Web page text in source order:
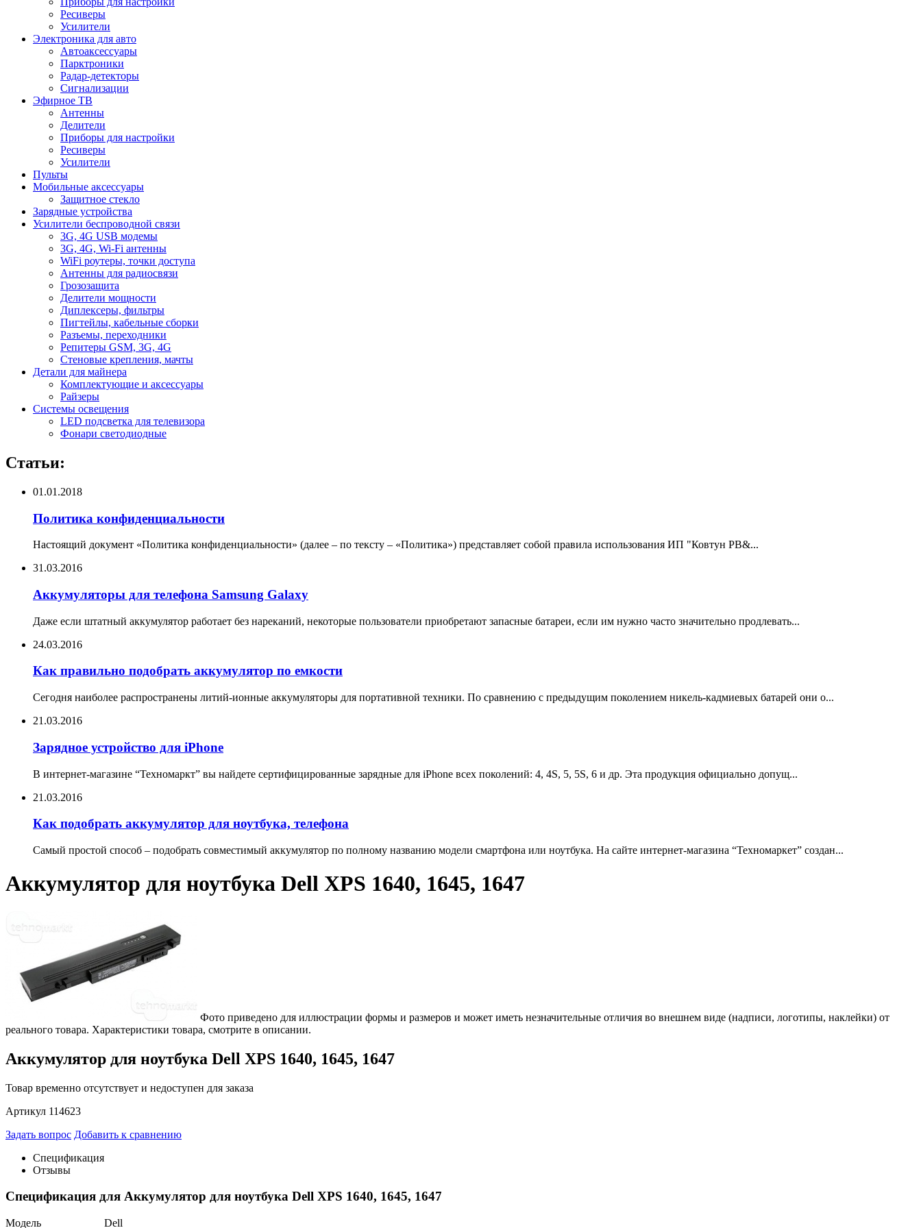
Ресиверы
Усилители
Электроника для авто
Автоаксессуары
Парктроники
Радар-детекторы
Сигнализации
Эфирное ТВ
Антенны
Делители
Приборы для настройки
Ресиверы
Усилители
Пульты
Мобильные аксессуары
Защитное стекло
Зарядные устройства
Усилители беспроводной связи
3G, 4G USB модемы
3G, 4G, Wi-Fi антенны
WiFi роутеры, точки доступа
Антенны для радиосвязи
Грозозащита
Делители мощности
Диплексеры, фильтры
Пигтейлы, кабельные сборки
Разъемы, переходники
Репитеры GSM, 3G, 4G
Стеновые крепления, мачты
Детали для майнера
Комплектующие и аксессуары
Райзеры
Системы освещения
LED подсветка для телевизора
Фонари светодиодные
Статьи:
01.01.2018
Политика конфиденциальности
Настоящий документ «Политика конфиденциальности» (далее – по тексту – «Политика») представляет собой правила использования ИП "Ковтун РВ&...
31.03.2016
Аккумуляторы для телефона Samsung Galaxy
Даже если штатный аккумулятор работает без нареканий, некоторые пользователи приобретают запасные батареи, если им нужно часто значительно продлевать...
24.03.2016
Как правильно подобрать аккумулятор по емкости
Сегодня наиболее распространены литий-ионные аккумуляторы для портативной техники. По сравнению с предыдущим поколением никель-кадмиевых батарей они о...
21.03.2016
Зарядное устройство для iPhone
В интернет-магазине “Техномаркт” вы найдете сертифицированные зарядные для iPhone всех поколений: 4, 4S, 5, 5S, 6 и др. Эта продукция официально допущ...
21.03.2016
Как подобрать аккумулятор для ноутбука, телефона
Самый простой способ – подобрать совместимый аккумулятор по полному названию модели смартфона или ноутбука. На сайте интернет-магазина “Техномаркет” создан...
Аккумулятор для ноутбука Dell XPS 1640, 1645, 1647
Фото приведено для иллюстрации формы и размеров и может иметь незначительные отличия во внешнем виде (надписи, логотипы, наклейки) от
реального товара. Характеристики товара, смотрите в описании.
Аккумулятор для ноутбука Dell XPS 1640, 1645, 1647
Товар временно отсутствует и недоступен для заказа
Артикул 114623
Задать вопрос Добавить к сравнению
Спецификация
Отзывы
Спецификация для Аккумулятор для ноутбука Dell XPS 1640, 1645, 1647
Модель Dell